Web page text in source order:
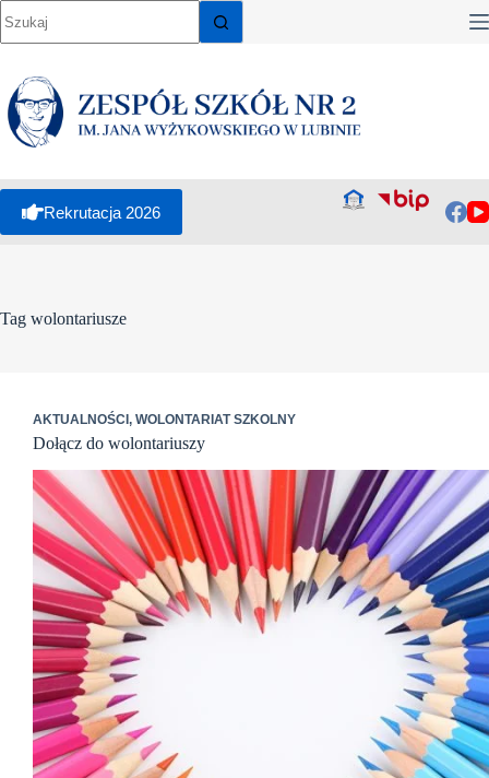
do
treści
Rekrutacja 2026
Tag wolontariusze
AKTUALNOŚCI , WOLONTARIAT SZKOLNY
Dołącz do wolontariuszy